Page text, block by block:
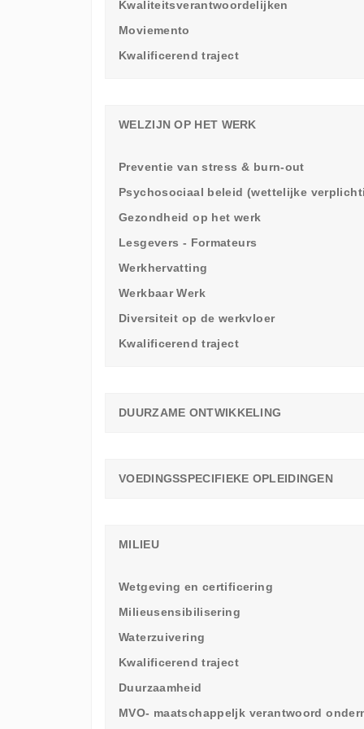
Kwaliteitsverantwoordelijken
Moviemento
Kwalificerend traject
WELZIJN OP HET WERK
Preventie van stress & burn-out
Psychosociaal beleid (wettelijke
Gezondheid op het werk
Lesgevers - Formateurs
Werkhervatting
Werkbaar Werk
Diversiteit op de werkvloer
Kwalificerend traject
DUURZAME ONTWIKKELING
VOEDINGSSPECIFIEKE OPLEIDINGEN
MILIEU
Wetgeving en certificering
Milieusensibilisering
Waterzuivering
Kwalificerend traject
Duurzaamheid
MVO- maatschappeljk verantwoord